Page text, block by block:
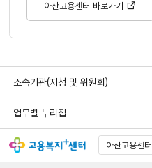
아산고용센터 바로가기
소속기관(지청 및 위원회)
업무별 누리집
아산고용센터